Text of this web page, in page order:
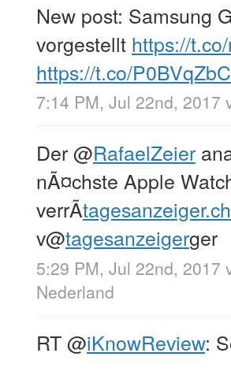
New post: Samsung
vorgestellt https://
https://t.co/
7:14 PM, Jul 22nd, 2017
Der@RafaelZeier
nÃ¤chste Apple
verrÃ
v@tagesanzeigerger
5:29 PM, Jul 22nd, 2017
Nederland
RT@iKnowReview: